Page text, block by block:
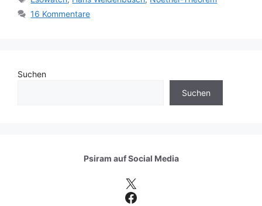
16 Kommentare
Suchen
Suchen
Psiram aufSocial Media
X
Facebook